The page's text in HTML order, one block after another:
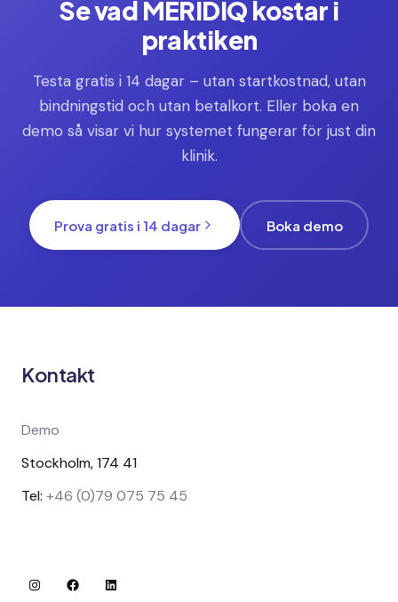
Se vad MERIDIQ kostar i
praktiken
Testa gratis i 14 dagar – utan startkostnad, utan
bindningstid och utan betalkort. Eller boka en
demo så visar vi hur systemet fungerar för just din
klinik.
Prova gratis i 14 dagar Boka demo
Demo
Stockholm, 174 41
Tel: +46 (0)79 075 75 45
InstagramFacebookLinkedIn